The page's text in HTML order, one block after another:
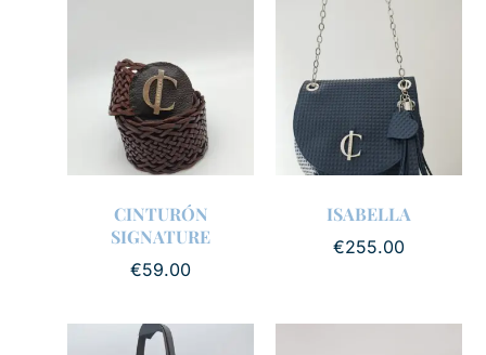
CINTURÓN
SIGNATURE
€59.00
ISABELLA
€255.00